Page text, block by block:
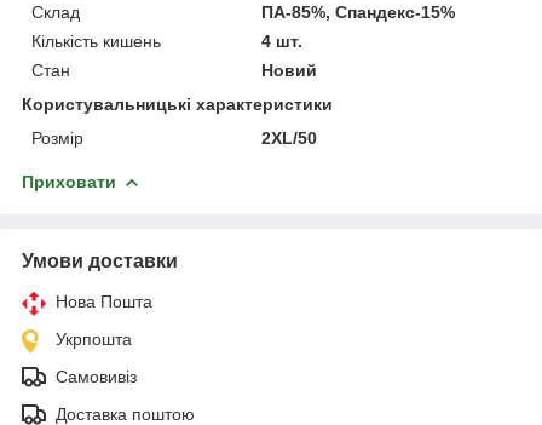
Склад
ПА-85%, Спандекс-15%
Кількість кишень
4 шт.
Стан
Новий
Користувальницькі характеристики
Розмір
2XL/50
Приховати
Умови доставки
Нова Пошта
Укрпошта
Самовивіз
Доставка поштою